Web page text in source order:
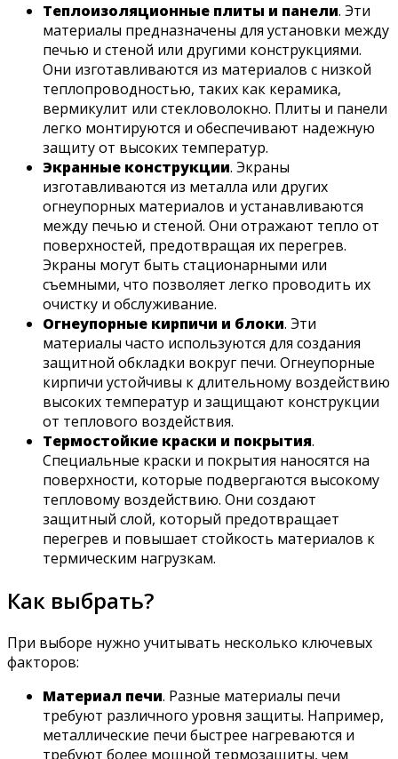
Теплоизоляционные плиты и панели. Эти
материалы предназначены для установки между
печью и стеной или другими конструкциями.
Они изготавливаются из материалов с низкой
теплопроводностью, таких как керамика,
вермикулит или стекловолокно. Плиты и панели
легко монтируются и обеспечивают надежную
защиту от высоких температур.
Экранные конструкции. Экраны
изготавливаются из металла или других
огнеупорных материалов и устанавливаются
между печью и стеной. Они отражают тепло от
поверхностей, предотвращая их перегрев.
Экраны могут быть стационарными или
съемными, что позволяет легко проводить их
очистку и обслуживание.
Огнеупорные кирпичи и блоки. Эти
материалы часто используются для создания
защитной обкладки вокруг печи. Огнеупорные
кирпичи устойчивы к длительному воздействию
высоких температур и защищают конструкции
от теплового воздействия.
Термостойкие краски и покрытия.
Специальные краски и покрытия наносятся на
поверхности, которые подвергаются высокому
тепловому воздействию. Они создают
защитный слой, который предотвращает
перегрев и повышает стойкость материалов к
термическим нагрузкам.
Как выбрать?
При выборе нужно учитывать несколько ключевых
факторов:
Материал печи. Разные материалы печи
требуют различного уровня защиты. Например,
металлические печи быстрее нагреваются и
требуют более мощной термозащиты, чем